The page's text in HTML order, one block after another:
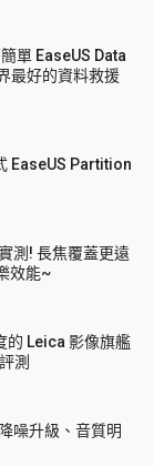
單 EaseUS Data
最好的資料救援
EaseUS Partition
測! 長焦覆蓋更遠
效能~
的 Leica 影像旗艦
測
噪升級、音質明